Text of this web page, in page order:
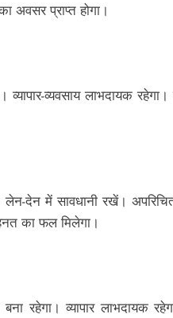
प्राप्त होगा।
व्यवसाय लाभदायक
लेन-देन में सावधानी रखें।
का फल मिलेगा।
रहेगा। व्यापार लाभदायक